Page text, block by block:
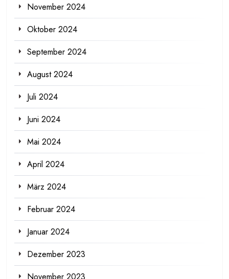
November 2024
Oktober 2024
September 2024
August 2024
Juli 2024
Juni 2024
Mai 2024
April 2024
März 2024
Februar 2024
Januar 2024
Dezember 2023
November 2023